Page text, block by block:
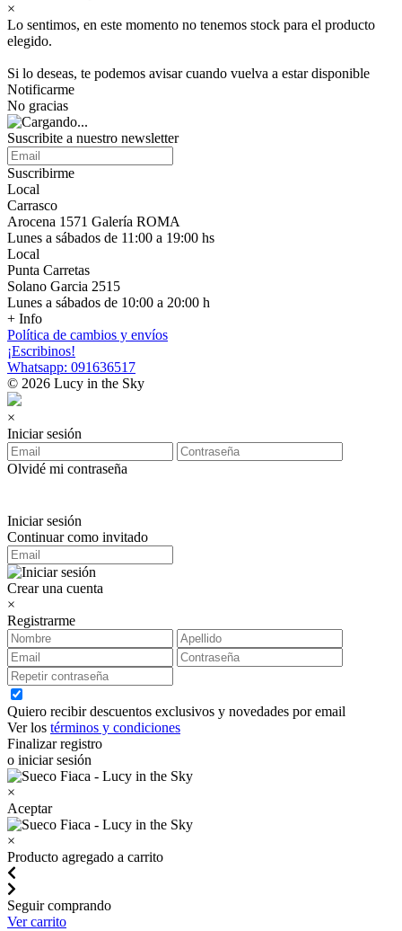
×
Lo sentimos, en este momento no tenemos stock para el producto
elegido.
Si lo deseas, te podemos avisar cuando vuelva a estar disponible
Notificarme
No gracias
Suscribite a nuestro newsletter
Suscribirme
Local
Carrasco
Arocena 1571 Galería ROMA
Lunes a sábados de 11:00 a 19:00 hs
Local
Punta Carretas
Solano Garcia 2515
Lunes a sábados de 10:00 a 20:00 h
+ Info
Política de cambios y envíos
¡Escribinos!
Whatsapp: 091636517
© 2026 Lucy in the Sky
×
Iniciar sesión
Olvidé mi contraseña
Iniciar sesión
Continuar como invitado
Crear una cuenta
×
Registrarme
Quiero recibir descuentos exclusivos y novedades por email
Ver los términos y condiciones
Finalizar registro
o iniciar sesión
×
Aceptar
×
Producto agregado a carrito
Seguir comprando
Ver carrito